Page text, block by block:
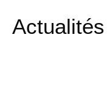
Actualités